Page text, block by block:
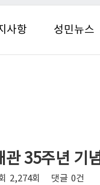
사항 성민뉴스
관 35주년 기
2,274회 댓글 0건